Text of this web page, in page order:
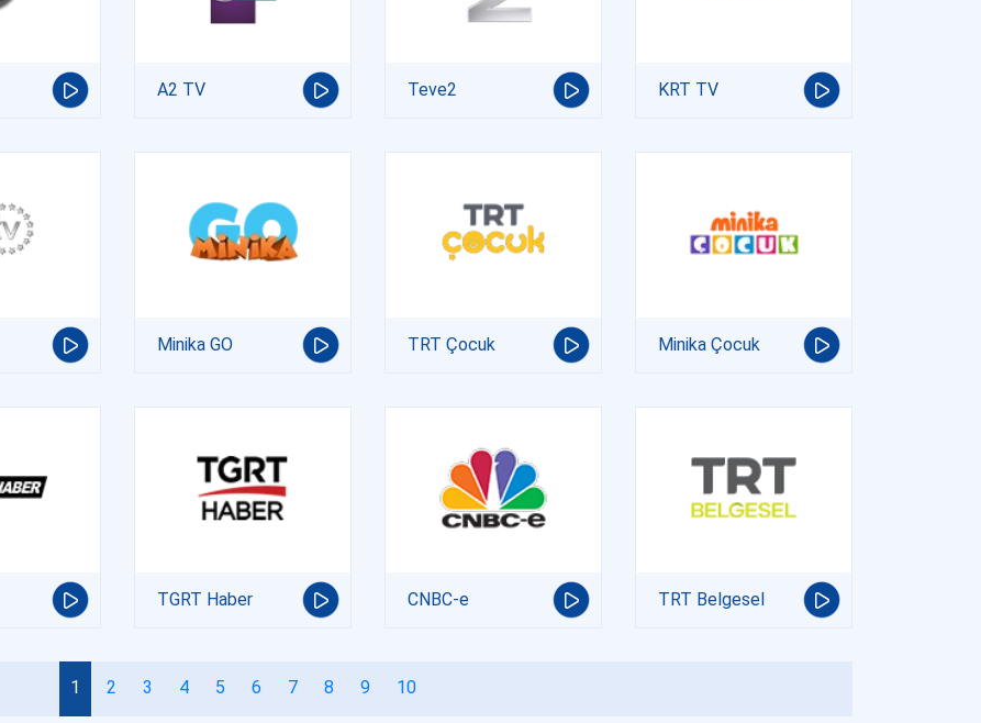
A2 TV Teve2 KRT TV
Minika GO TRT Çocuk Minika Çocuk
TGRT Haber CNBC-e TRT Belgesel
1 2 3 4 5 6 7 8 9 10